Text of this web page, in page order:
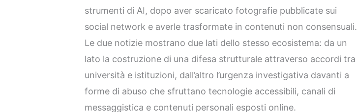
strumenti di AI, dopo aver scaricato fotografie pubblicate sui
social network e averle trasformate in contenuti non consensuali.
Le due notizie mostrano due lati dello stesso ecosistema: da un
lato la costruzione di una difesa strutturale attraverso accordi tra
università e istituzioni, dall’altro l’urgenza investigativa davanti a
forme di abuso che sfruttano tecnologie accessibili, canali di
messaggistica e contenuti personali esposti online.